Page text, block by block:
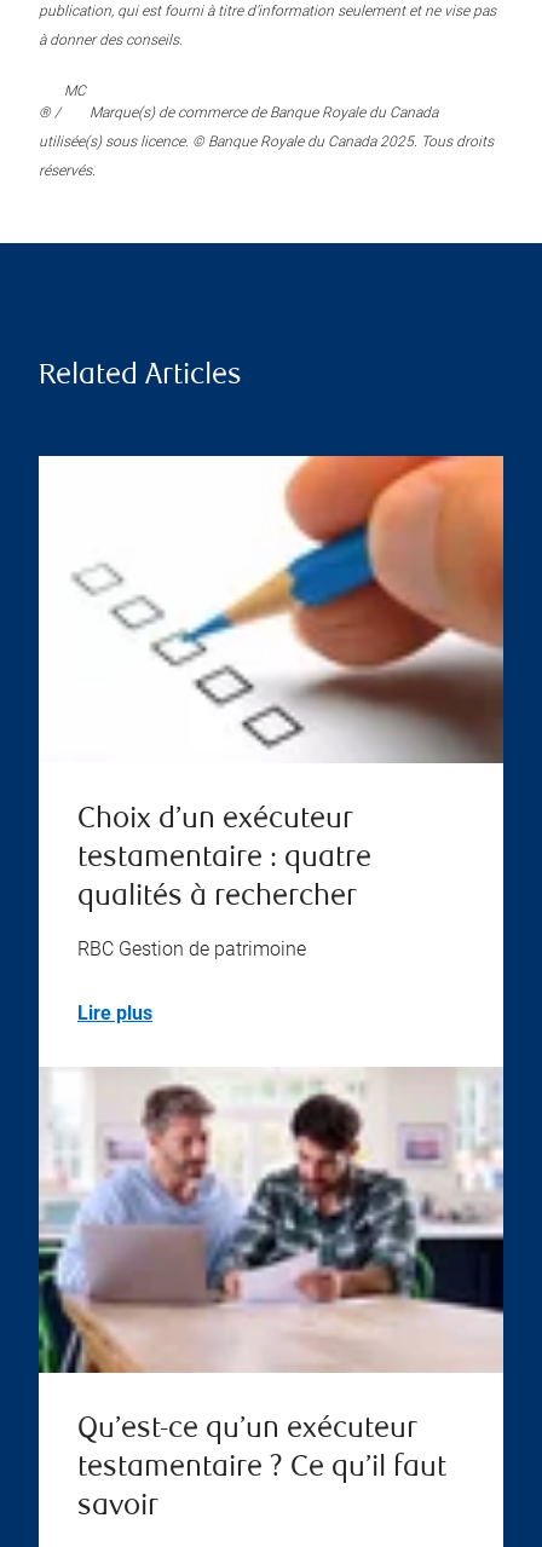
publication, qui est fourni à titre d’information seulement et ne vise pas
à donner des conseils.
® /
MC
Marque(s) de commerce de Banque Royale du Canada
utilisée(s) sous licence. © Banque Royale du Canada 2025. Tous droits
réservés.
Related Articles
Choix d’un exécuteur
testamentaire : quatre
qualités à rechercher
RBC Gestion de patrimoine
Lire plus
Qu’est-ce qu’un exécuteur
testamentaire ? Ce qu’il faut
savoir